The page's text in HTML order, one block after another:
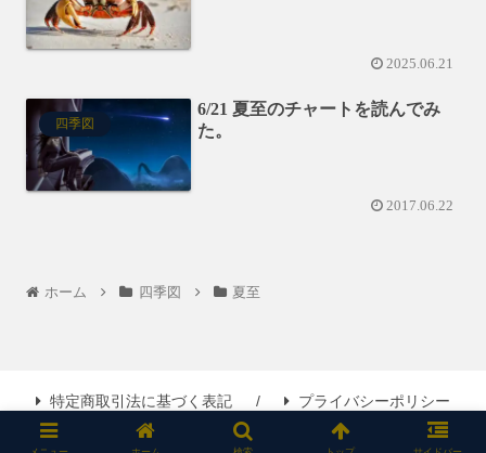
2025.06.21
四季図
6/21 夏至のチャートを読んでみ
た。
2017.06.22
ホーム 四季図 夏至
特定商取引法に基づく表記 プライバシーポリシー
Copyright © 2016 人生の種明かし All Rights Reserved.